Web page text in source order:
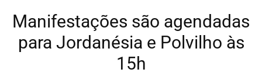
Manifestações são agendadas
para Jordanésia e Polvilho às
15h